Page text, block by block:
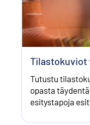
Tilastokuviot
Tutustu
opasta
esitystapoja